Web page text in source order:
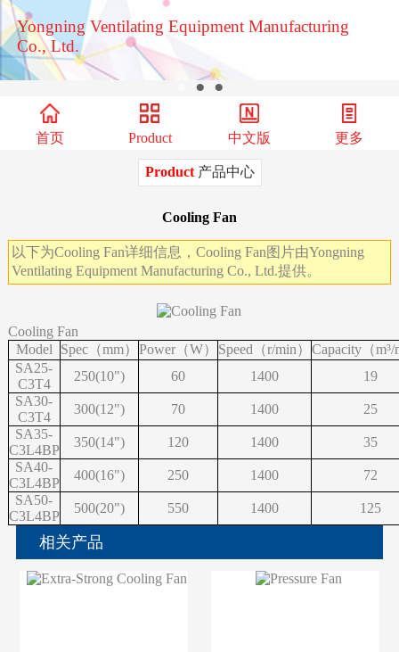
Yongning Ventilating Equipment Manufacturing
Co., Ltd.
● ●
首页 Product 中文版 更多
Product产品中心
Cooling Fan
以下为Cooling Fan详细信息，Cooling Fan图片由Yongning
Ventilating Equipment Manufacturing Co., Ltd.提供。
Cooling Fan
Model
Spec（mm） Power（W） Speed（r/min） Capacity（
SA25-
C3T4
250(10") 60 1400
19
SA30-
C3T4
300(12") 70 1400
25
SA35-
C3L4BP
350(14") 120 1400
35
SA40-
C3L4BP
400(16") 250 1400
72
SA50-
C3L4BP
500(20") 550 1400 125
相关产品